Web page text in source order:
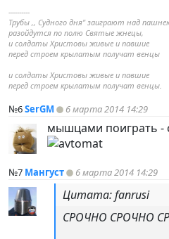
----------
Трубы ,, Судного дня" заиграют над
разойдутся по полю Святые жнецы,
и солдаты Христовы живые и павшие
перед строем крылатым получат венцы
и солдаты Христовы живые и павшие
перед строем крылатым получат венцы.
№6SerGM 6 марта 2014 14:29
мышцами поиграть -
№7 Мангуст 6 марта 2014 14:29
Цитата: fanrusi
СРОЧНО СРОЧНО